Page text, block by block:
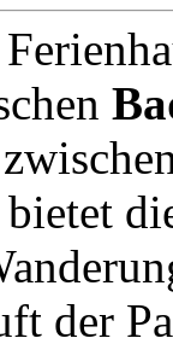
der